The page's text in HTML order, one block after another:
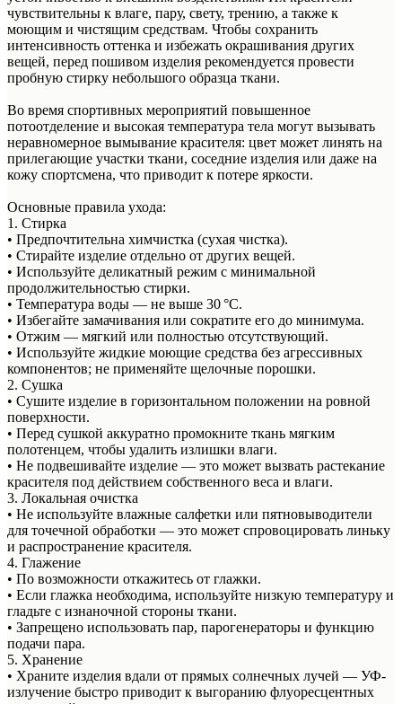
чувствительны к влаге, пару, свету, трению, а также к
моющим и чистящим средствам. Чтобы сохранить
интенсивность оттенка и избежать окрашивания других
вещей, перед пошивом изделия рекомендуется провести
пробную стирку небольшого образца ткани.
Во время спортивных мероприятий повышенное
потоотделение и высокая температура тела могут вызывать
неравномерное вымывание красителя: цвет может линять на
прилегающие участки ткани, соседние изделия или даже на
кожу спортсмена, что приводит к потере яркости.
Основные правила ухода:
1. Стирка
• Предпочтительна химчистка (сухая чистка).
• Стирайте изделие отдельно от других вещей.
• Используйте деликатный режим с минимальной
продолжительностью стирки.
• Температура воды — не выше 30 °C.
• Избегайте замачивания или сократите его до минимума.
• Отжим — мягкий или полностью отсутствующий.
• Используйте жидкие моющие средства без агрессивных
компонентов; не применяйте щелочные порошки.
2. Сушка
• Сушите изделие в горизонтальном положении на ровной
поверхности.
• Перед сушкой аккуратно промокните ткань мягким
полотенцем, чтобы удалить излишки влаги.
• Не подвешивайте изделие — это может вызвать растекание
красителя под действием собственного веса и влаги.
3. Локальная очистка
• Не используйте влажные салфетки или пятновыводители
для точечной обработки — это может спровоцировать линьку
и распространение красителя.
4. Глажение
• По возможности откажитесь от глажки.
• Если глажка необходима, используйте низкую температуру и
гладьте с изнаночной стороны ткани.
• Запрещено использовать пар, парогенераторы и функцию
подачи пара.
5. Хранение
• Храните изделия вдали от прямых солнечных лучей — УФ-
излучение быстро приводит к выгоранию флуоресцентных